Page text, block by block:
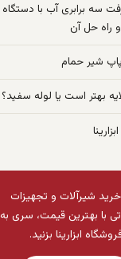
سه برابری آب با دستگاه
راه حل آن
شیر حمام
بهتر است یا لوله سفید؟
خرید شیرآلات و تجهیزات
با بهترین قیمت، سری به
ابزارینا بزنید.